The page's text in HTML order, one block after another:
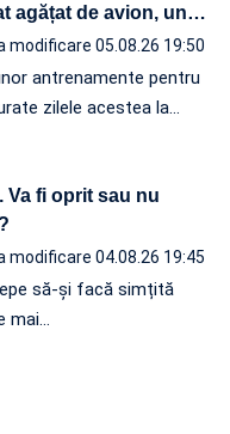
agățat de avion, un…
modificare 05.08.26 19:50
antrenamente pentru
zilele acestea la
Va fi oprit sau nu
modificare 04.08.26 19:45
să-și facă simțită